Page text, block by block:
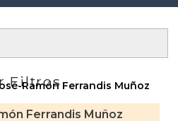
Filtros
Ramón Ferrandis Muñoz
Ferrandis Muñoz